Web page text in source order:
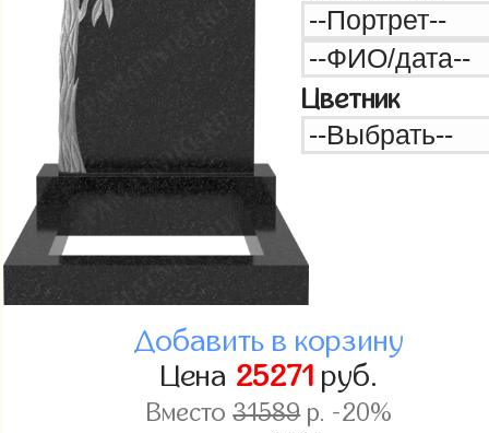
Цветник
Добавить в корзину
Цена 25271 руб.
Вместо31589р. -20%